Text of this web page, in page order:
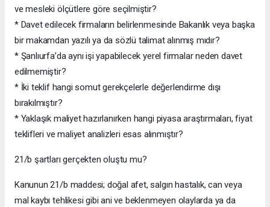
ve mesleki ölçütlere göre seçilmiştir?
* Davet edilecek firmaların belirlenmesinde Bakanlık veya başka
bir makamdan yazılı ya da sözlü talimat alınmış mıdır?
* Şanlıurfa’da aynı işi yapabilecek yerel firmalar neden davet
edilmemiştir?
* İki teklif hangi somut gerekçelerle değerlendirme dışı
bırakılmıştır?
* Yaklaşık maliyet hazırlanırken hangi piyasa araştırmaları, fiyat
teklifleri ve maliyet analizleri esas alınmıştır?
21/b şartları gerçekten oluştu mu?
Kanunun 21/b maddesi; doğal afet, salgın hastalık, can veya
mal kaybı tehlikesi gibi ani ve beklenmeyen olaylarda ya da